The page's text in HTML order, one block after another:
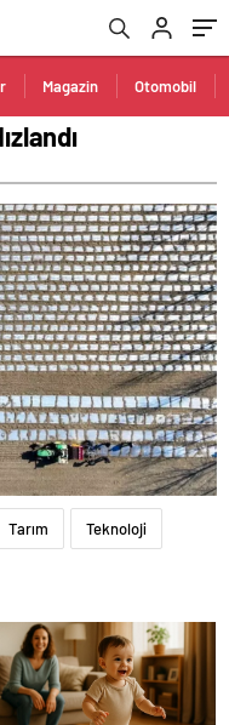
Magazin Otomobil
Tarım Teknoloji